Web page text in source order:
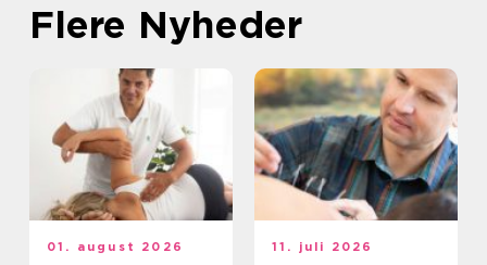
Flere Nyheder
01. august 2026 11. juli 2026